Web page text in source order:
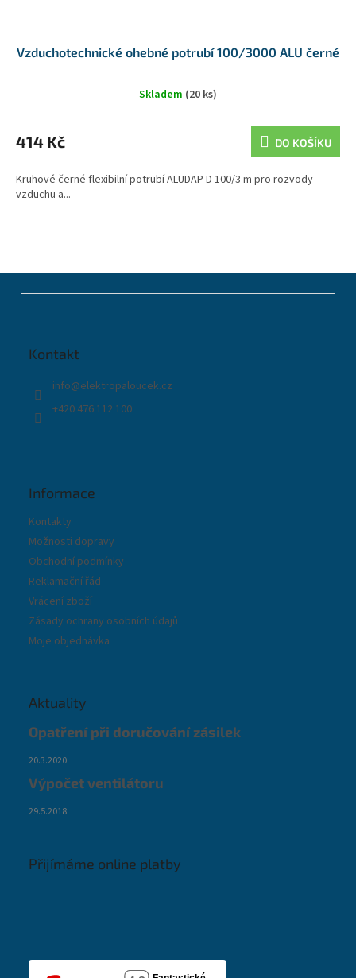
Vzduchotechnické ohebné potrubí 100/3000 ALU černé
Skladem (20 ks)
414 Kč DO KOŠÍKU
Kruhové černé flexibilní potrubí ALUDAP D 100/3 m pro rozvody
vzduchu a...
Kontakt
info@elektropaloucek.cz
+420 476 112 100
Informace
Kontakty
Možnosti dopravy
Obchodní podmínky
Reklamační řád
Vrácení zboží
Zásady ochrany osobních údajů
Moje objednávka
Aktuality
Opatření při doručování zásilek
20.3.2020
Výpočet ventilátoru
29.5.2018
Přijímáme online platby